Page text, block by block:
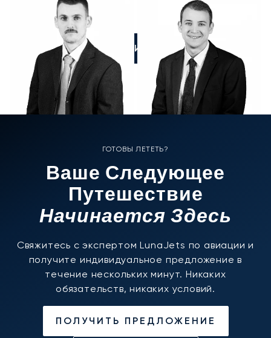
ПОЗВОНИТЕ НАМ
ГОТОВЫ ЛЕТЕТЬ?
Ваше Следующее
Путешествие
Начинается Здесь
Свяжитесь с экспертом LunaJets по авиации и
получите индивидуальное предложение в
течение нескольких минут. Никаких
обязательств, никаких условий.
ПОЛУЧИТЬ ПРЕДЛОЖЕНИЕ